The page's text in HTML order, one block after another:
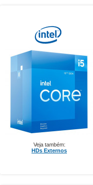
Veja também:
HDs Externos